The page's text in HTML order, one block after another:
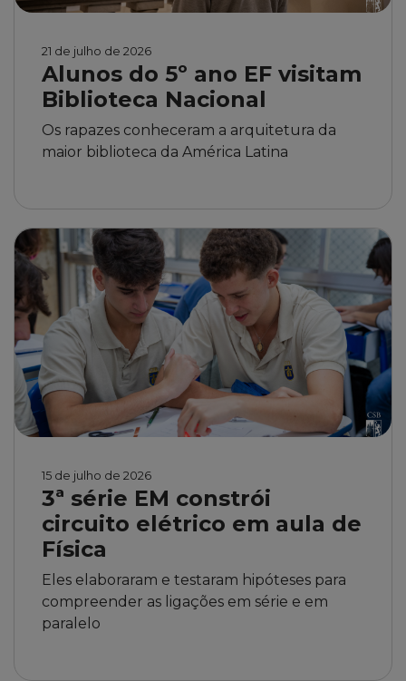
21 de julho de 2026
Alunos do 5º ano EF visitam
Biblioteca Nacional
Os rapazes conheceram a arquitetura da
maior biblioteca da América Latina
15 de julho de 2026
3ª série EM constrói
circuito elétrico em aula de
Física
Eles elaboraram e testaram hipóteses para
compreender as ligações em série e em
paralelo